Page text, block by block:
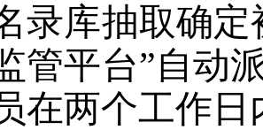
录库抽取确
管平台”自动
在两个工作